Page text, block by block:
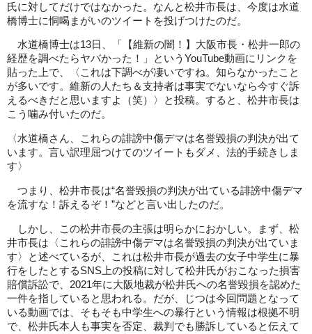
氏に対してだけではなかった。なんと松井市長は、今度は水道
橋博士に恫喝まがいのツイートを投げつけたのだ。
水道橋博士は13日、「【維新の闇！】大阪市長・松井一郎の
経歴を調べたらヤバかった！」というYouTube動画にリンクを
貼った上で、〈これは下調べが凄いですね。知らなかったこと
が多いです。維新の人たち＆支持者は事実でないなら今すぐ訴
えるべきだと思いますよ（笑）〉と投稿。すると、松井市長は
こう噛み付いたのだ。
〈水道橋さん、これらの誹謗中傷デマは名誉毀損の判決が出て
います。言い訳理屈つけてのツイートもダメ、法的手続きしま
す〉
つまり、松井市長は“名誉毀損の判決が出ている誹謗中傷デマ
を流すな！訴えるぞ！”などと言い出したのだ。
しかし、この松井市長の主張は明らかにおかしい。まず、松
井市長は〈これらの誹謗中傷デマは名誉毀損の判決が出ていま
す〉と述べているが、これは松井市長が過去の女子中学生に暴
行をしたとするSNS上の投稿に対して松井氏がおこなった損害
賠償訴訟で、2021年に大阪地裁が松井氏への名誉毀損を認めた
一件を指していると思われる。だが、じつは今回問題となって
いる動画では、そもそも中学生への暴行という情報は根拠不明
で、松井氏本人も事実を否定、裁判でも勝訴していると伝えて